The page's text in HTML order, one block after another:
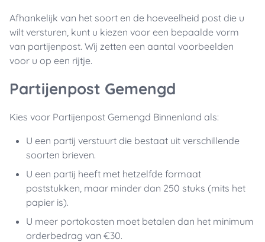
Afhankelijk van het soort en de hoeveelheid post die u
wilt versturen, kunt u kiezen voor een bepaalde vorm
van partijenpost. Wij zetten een aantal voorbeelden
voor u op een rijtje.
Partijenpost Gemengd
Kies voor Partijenpost Gemengd Binnenland als:
U een partij verstuurt die bestaat uit verschillende
soorten brieven.
U een partij heeft met hetzelfde formaat
poststukken, maar minder dan 250 stuks (mits het
papier is).
U meer portokosten moet betalen dan het minimum
orderbedrag van €30.